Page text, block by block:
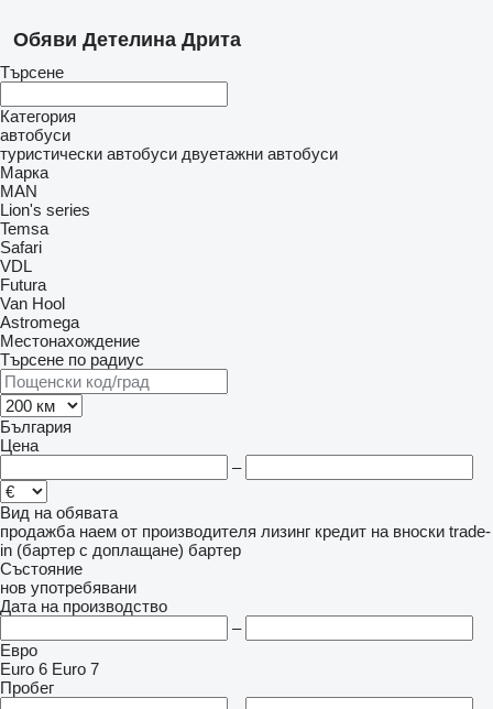
Обяви Детелина Дрита
Търсене
Категория
автобуси
туристически автобуси двуетажни автобуси
Марка
MAN
Lion's series
Temsa
Safari
VDL
Futura
Van Hool
Astromega
Местонахождение
Търсене по радиус
България
Цена
–
Вид на обявата
продажба наем от производителя лизинг кредит на вноски trade-
in (бартер с доплащане) бартер
Състояние
нов употребявани
Дата на производство
–
Евро
Euro 6 Euro 7
Пробег